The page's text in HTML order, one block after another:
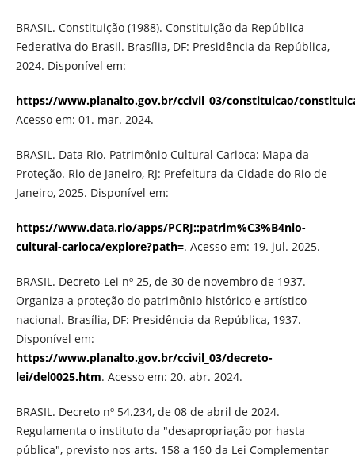
BRASIL. Constituição (1988). Constituição da República
Federativa do Brasil. Brasília, DF: Presidência da República,
2024. Disponível em:
https://www.planalto.gov.br/ccivil_03/constituicao/
Acesso em: 01. mar. 2024.
BRASIL. Data Rio. Patrimônio Cultural Carioca: Mapa da
Proteção. Rio de Janeiro, RJ: Prefeitura da Cidade do Rio de
Janeiro, 2025. Disponível em:
https://www.data.rio/apps/PCRJ::patrim%C3%B4nio-
cultural-carioca/explore?path=. Acesso em: 19. jul. 2025.
BRASIL. Decreto-Lei nº 25, de 30 de novembro de 1937.
Organiza a proteção do patrimônio histórico e artístico
nacional. Brasília, DF: Presidência da República, 1937.
Disponível em:
https://www.planalto.gov.br/ccivil_03/decreto-
lei/del0025.htm. Acesso em: 20. abr. 2024.
BRASIL. Decreto nº 54.234, de 08 de abril de 2024.
Regulamenta o instituto da "desapropriação por hasta
pública", previsto nos arts. 158 a 160 da Lei Complementar